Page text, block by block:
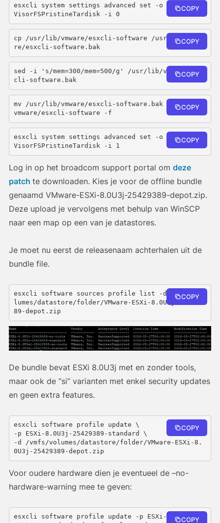
esxcli system settings advanced set -o /VisorFS/
VisorFSPristineTardisk -i 0
COPY
cp /usr/lib/vmware/esxcli-software /usr/lib/vmwa
re/esxcli-software.bak
COPY
sed -i 's/mem=300/mem=500/g' /usr/lib/vmware/esx
cli-software.bak
COPY
mv /usr/lib/vmware/esxcli-software.bak /usr/lib/
vmware/esxcli-software -f
COPY
esxcli system settings advanced set -o /VisorFS/
VisorFSPristineTardisk -i 1
COPY
Log in op het broadcom support portal om deze
patch te downloaden. Kies je voor de offline bundle
genaamd VMware-ESXi-8.0U3j-25429389-depot.zip.
Deze upload je vervolgens met behulp van WinSCP
naar een map op een van je datastores.
Je moet nu eerst de releasenaam achterhalen uit de
bundle file.
esxcli software sources profile list -d /vmfs/vo
lumes/datastore/folder/VMware-ESXi-8.0U3j-254293
89-depot.zip
COPY
De bundle bevat ESXi 8.0U3j met en zonder tools,
maar ook de “si” varianten met enkel security updates
en geen extra features.
esxcli software profile update \
-p ESXi-8.0U3j-25429389-standard \
-d /vmfs/volumes/datastore/folder/VMware-ESXi-8.
0U3j-25429389-depot.zip
COPY
Voor oudere hardware dien je eventueel de –no-
hardware-warning mee te geven:
esxcli software profile update -p ESXi-8.0U3j-25
COPY